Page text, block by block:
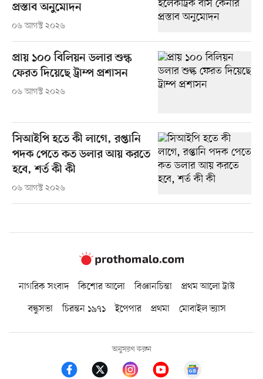
প্রস্তাব অনুমোদন
০৬ আগস্ট ২০২৬
প্রায় ১০০ বিলিয়ন ডলার শুল্ক
ফেরত দিয়েছে ট্রাম্প প্রশাসন
০৬ আগস্ট ২০২৬
সিআইপি হতে কী লাগে, রপ্তানি
পদক পেতে কত ডলার আয় করতে
হবে, শর্ত কী কী
০৬ আগস্ট ২০২৬
নাগরিক সংবাদ কিশোর আলো বিজ্ঞানচিন্তা
প্রথম আলো ট্রাস্ট
বন্ধুসভা
চিরন্তন ১৯৭১ ইপেপার প্রথমা মোবাইল ভ্যাস
অনুসরণ করুন